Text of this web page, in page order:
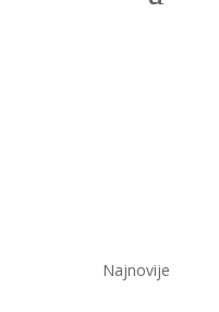
Najnovije